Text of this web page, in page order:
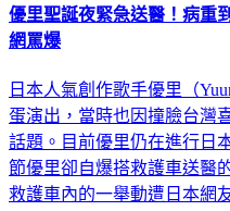
優里聖誕夜緊急送醫！病
網罵爆
日本人氣創作歌手優里（
蛋演出，當時也因撞臉台灣
話題。目前優里仍在進行日
節優里卻自爆搭救護車送醫
救護車內的一舉動遭日本網